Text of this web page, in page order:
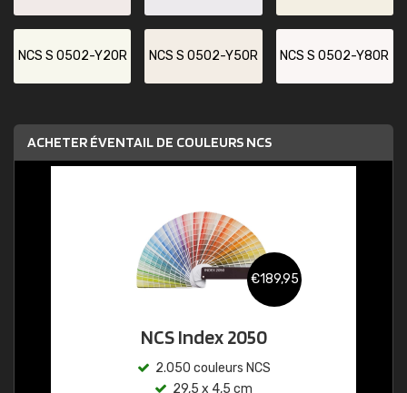
NCS S 0502-Y20R NCS S 0502-Y50R NCS S 0502-Y80R
ACHETER ÉVENTAIL DE COULEURS NCS
€189,95
NCS Index 2050
2.050 couleurs NCS
29,5 x 4,5 cm